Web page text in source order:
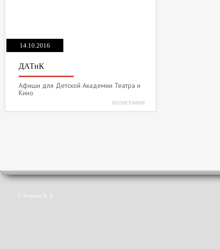
14.10.2016
ДАТиК
Афиши для Детской Академии Театра и
Кино
ПОЛИГРАФИЯ
© Лалуева И. В.